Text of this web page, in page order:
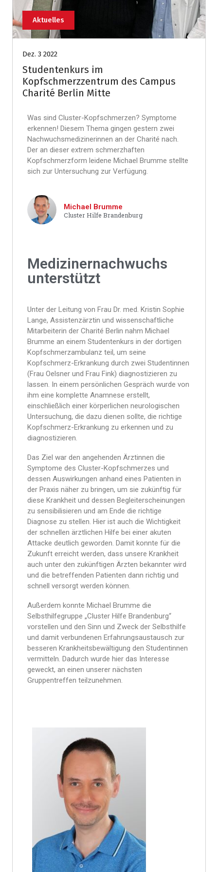
Aktuelles
Dez. 3 2022
Studentenkurs im
Kopfschmerzzentrum des Campus
Charité Berlin Mitte
Was sind Cluster-Kopfschmerzen? Symptome
erkennen! Diesem Thema gingen gestern zwei
Nachwuchsmedizinerinnen an der Charité nach.
Der an dieser extrem schmerzhaften
Kopfschmerzform leidene Michael Brumme stellte
sich zur Untersuchung zur Verfügung.
Michael Brumme
Cluster Hilfe Brandenburg
Medizinernachwuchs
unterstützt
Unter der Leitung von Frau Dr. med. Kristin Sophie
Lange, Assistenzärztin und wissenschaftliche
Mitarbeiterin der Charité Berlin nahm Michael
Brumme an einem Studentenkurs in der dortigen
Kopfschmerzambulanz teil, um seine
Kopfschmerz-Erkrankung durch zwei Studentinnen
(Frau Oelsner und Frau Fink) diagnostizieren zu
lassen. In einem persönlichen Gespräch wurde von
ihm eine komplette Anamnese erstellt,
einschließlich einer körperlichen neurologischen
Untersuchung, die dazu dienen sollte, die richtige
Kopfschmerz-Erkrankung zu erkennen und zu
diagnostizieren.
Das Ziel war den angehenden Ärztinnen die
Symptome des Cluster-Kopfschmerzes und
dessen Auswirkungen anhand eines Patienten in
der Praxis näher zu bringen, um sie zukünftig für
diese Krankheit und dessen Begleiterscheinungen
zu sensibilisieren und am Ende die richtige
Diagnose zu stellen. Hier ist auch die Wichtigkeit
der schnellen ärztlichen Hilfe bei einer akuten
Attacke deutlich geworden. Damit konnte für die
Zukunft erreicht werden, dass unsere Krankheit
auch unter den zukünftigen Ärzten bekannter wird
und die betreffenden Patienten dann richtig und
schnell versorgt werden können.
Außerdem konnte Michael Brumme die
Selbsthilfegruppe „Cluster Hilfe Brandenburg“
vorstellen und den Sinn und Zweck der Selbsthilfe
und damit verbundenen Erfahrungsaustausch zur
besseren Krankheitsbewältigung den Studentinnen
vermitteln. Dadurch wurde hier das Interesse
geweckt, an einen unserer nächsten
Gruppentreffen teilzunehmen.